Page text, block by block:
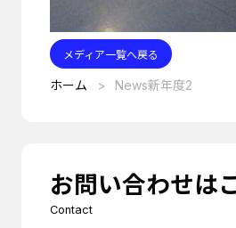
メディア一覧へ戻る
ホーム News新年度2
お問い合わせは
Contact